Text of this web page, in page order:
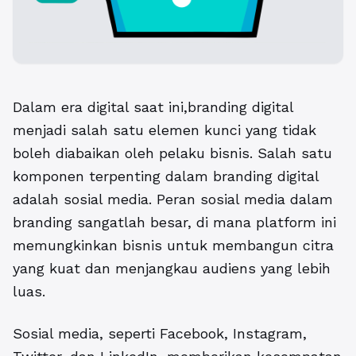
Dalam era digital saat ini,branding digital
menjadi salah satu elemen kunci yang tidak
boleh diabaikan oleh pelaku bisnis. Salah satu
komponen terpenting dalam branding digital
adalah sosial media. Peran sosial media dalam
branding sangatlah besar, di mana platform ini
memungkinkan bisnis untuk membangun citra
yang kuat dan menjangkau audiens yang lebih
luas.
Sosial media, seperti Facebook, Instagram,